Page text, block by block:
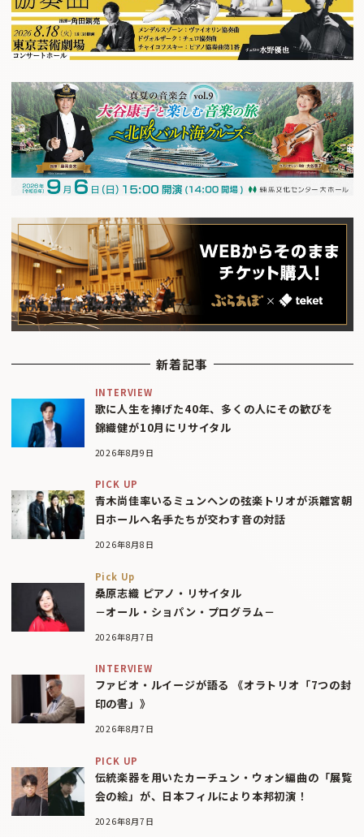
新着記事
INTERVIEW
歌に人生を捧げた40年、多くの人にその歓びを
錦織健が10月にリサイタル
2026年8月9日
PICK UP
青木尚佳率いるミュンヘンの弦楽トリオが浜離宮朝
日ホールへ――名手たちが交わす音の対話
2026年8月8日
Pick Up
桑原志織 ピアノ・リサイタル
－オール・ショパン・プログラム－
2026年8月7日
INTERVIEW
ファビオ・ルイージが語る 《オラトリオ「7つの封
印の書」》
2026年8月7日
PICK UP
伝統楽器を用いたカーチュン・ウォン編曲の「展覧
会の絵」が、日本フィルにより本邦初演！
2026年8月7日